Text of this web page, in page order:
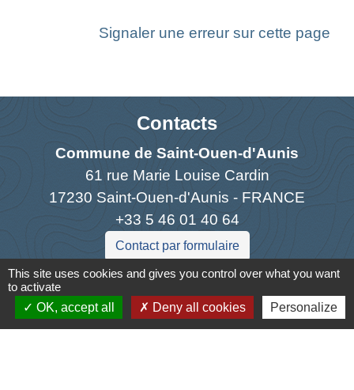
Signaler une erreur sur cette page
Contacts
Commune de Saint-Ouen-d'Aunis
61 rue Marie Louise Cardin
17230 Saint-Ouen-d'Aunis - FRANCE
+33 5 46 01 40 64
Contact par formulaire
This site uses cookies and gives you control over what you want
to activate
OK, accept all
Deny all cookies Personalize